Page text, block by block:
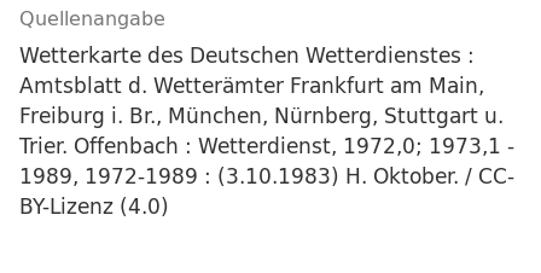
Quellenangabe
Wetterkarte des Deutschen Wetterdienstes :
Amtsblatt d. Wetterämter Frankfurt am Main,
Freiburg i. Br., München, Nürnberg, Stuttgart u.
Trier. Offenbach : Wetterdienst, 1972,0; 1973,1 -
1989, 1972-1989 : (3.10.1983) H. Oktober. / CC-
BY-Lizenz (4.0)